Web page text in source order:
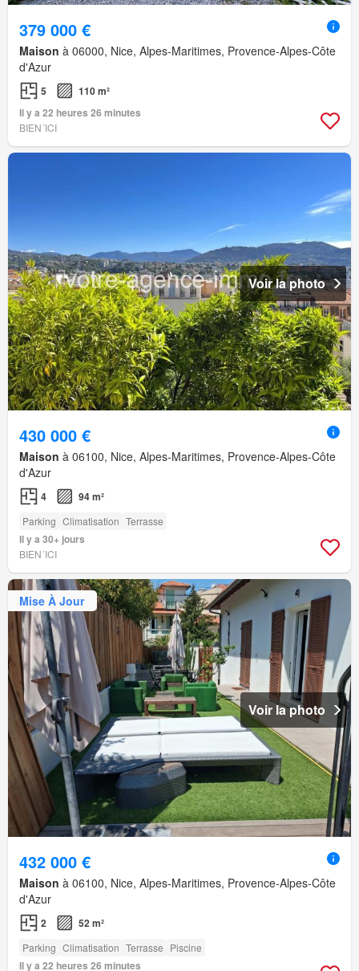
379 000 €
Maison à 06000, Nice, Alpes-Maritimes, Provence-Alpes-Côte
d'Azur
5
110 m²
Il y a 22 heures 26 minutes
BIEN´ICI
Voir la photo
430 000 €
Maison à 06100, Nice, Alpes-Maritimes, Provence-Alpes-Côte
d'Azur
4 94 m²
Parking Climatisation Terrasse
Il y a 30+ jours
BIEN´ICI
Mise À Jour
Voir la photo
432 000 €
Maison à 06100, Nice, Alpes-Maritimes, Provence-Alpes-Côte
d'Azur
2 52 m²
Parking Climatisation Terrasse Piscine
Il y a 22 heures 26 minutes